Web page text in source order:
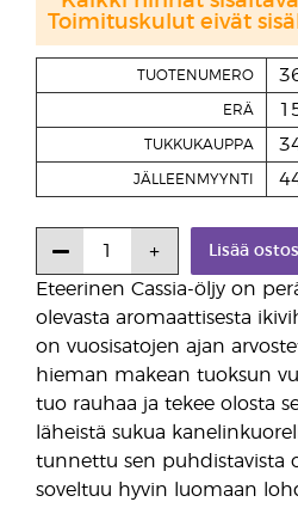
Eteerinen Cassia-öljy on
olevasta aromaattisesta
on vuosisatojen ajan
hieman makean tuoksun
tuo rauhaa ja tekee olosta
läheistä sukua
tunnettu sen puhdistavista
soveltuu hyvin luomaan
TUOTENUMERO
ERÄ
TUKKUKAUPPA
JÄLLEENMYYNTI
Lisää
Toimituskulut eivät